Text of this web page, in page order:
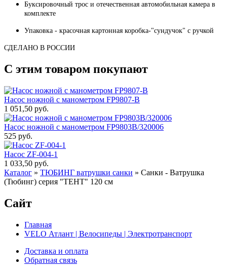
Буксировочный трос и отечественная автомобильная камера в
комплекте
Упаковка - красочная картонная коробка-"сундучок" с ручкой
СДЕЛАНО В РОССИИ
С этим товаром покупают
Насос ножной с манометром FP9807-В
1 051,50 руб.
Насос ножной с манометром FP9803В/320006
525 руб.
Насос ZF-004-1
1 033,50 руб.
Каталог » ТЮБИНГ ватрушки санки » Санки - Ватрушка
(Тюбинг) серия "ТЕНТ" 120 см
Сайт
Главная
VELO Атлант | Велосипеды | Электротранспорт
Доставка и оплата
Обратная связь